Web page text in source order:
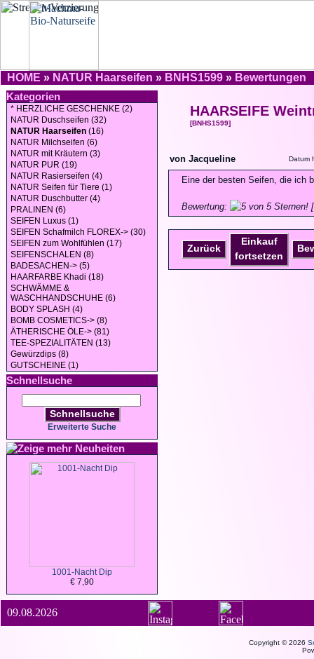
HOME » NATUR Haarseifen » BNHS1599 » Bewertungen
Kategorien
* HERZLICHE GESCHENKE (2)
NATUR Duschseifen (32)
NATUR Haarseifen (16)
NATUR Milchseifen (6)
NATUR mit Kräutern (3)
NATUR PUR (19)
NATUR Rasierseifen (4)
NATUR Seifen für Tiere (1)
NATUR Duschbutter (4)
PRALINEN (6)
SEIFEN Luxus (1)
SEIFEN Schafmilch FLOREX-> (30)
SEIFEN zum Wohlfühlen (17)
SEIFENSCHALEN (8)
BADESACHEN-> (5)
HAARFARBE Khadi (18)
SCHWÄMME &
WASCHHANDSCHUHE (6)
BODY SPLASH (4)
BOMB COSMETICS-> (8)
ÄTHERISCHE ÖLE-> (81)
TEE-SPEZIALITÄTEN (13)
Gewürzdips (8)
GUTSCHEINE (1)
Schnellsuche
Schnellsuche
Erweiterte Suche
Neuheiten
1001-Nacht Dip
€ 7,90
HAARSEIFE
[BNHS1599]
von Jacqueline Datum
Eine der besten Seifen, die ich
Bewertung:
Zurück
Einkauf
fortsetzen
09.08.2026
Copyright © 2026